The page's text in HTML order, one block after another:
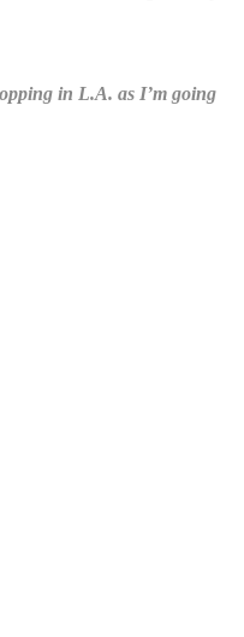
in L.A. as I’m going